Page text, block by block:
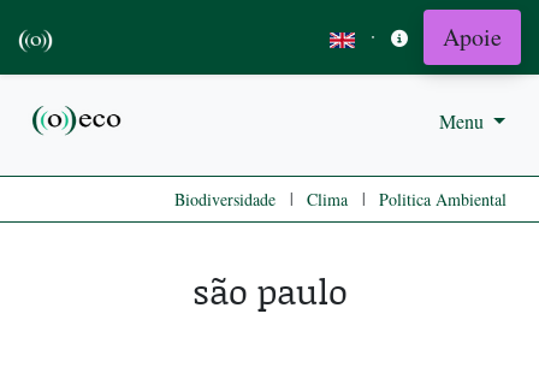
· Apoie
Menu
Biodiversidade | Clima | Politica Ambiental
são paulo